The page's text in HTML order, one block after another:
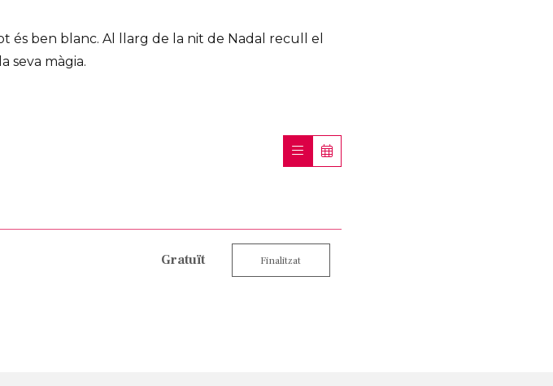
és ben blanc. Al llarg de la nit de Nadal recull el
seva màgia.
Gratuït Finalitzat